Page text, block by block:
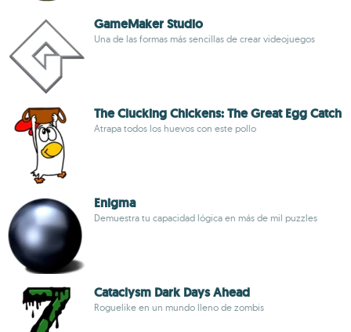
GameMaker Studio
Una de las formas más sencillas de crear videojuegos
The Clucking Chickens: The Great Egg Catch
Atrapa todos los huevos con este pollo
Enigma
Demuestra tu capacidad lógica en más de mil puzzles
Cataclysm Dark Days Ahead
Roguelike en un mundo lleno de zombis